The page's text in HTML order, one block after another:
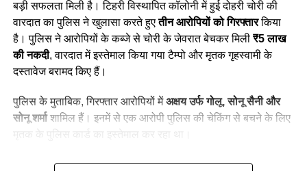
अचानक बढ़ा खीरगंगा का जलस्तर
DON'T MISS
उत्तरकाशी आपदा: सीएम धामी ने नियंत्रण कक्ष से की समीक्षा, राहत
कार्यों को युद्धस्तर पर आगे बढ़ाने के निर्देश
बड़ी सफलता मिली है। टिहरी विस्थापित कॉलोनी में हुई दोहरी चोरी की
वारदात का पुलिस ने खुलासा करते हुएतीन आरोपियों को गिरफ्तारकिया
है। पुलिस ने आरोपियों के कब्जे से चोरी के जेवरात बेचकर मिली ₹5 लाख
की नकदी, वारदात में इस्तेमाल किया गया टैम्पो और मृतक गृहस्वामी के
दस्तावेज बरामद किए हैं।
पुलिस के मुताबिक, गिरफ्तार आरोपियों मेंअक्षय उर्फ गोलू, सोनू सैनी और
सोनू शर्माशामिल हैं। इनमें से एक आरोपी पुलिस की चेकिंग से बचने के लिए